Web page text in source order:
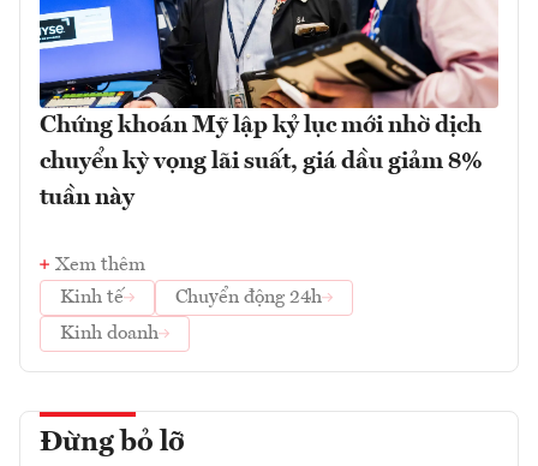
Chứng khoán Mỹ lập kỷ lục mới nhờ dịch
chuyển kỳ vọng lãi suất, giá dầu giảm 8%
tuần này
Xem thêm
Kinh tế
Chuyển động 24h
Kinh doanh
Đừng bỏ lỡ